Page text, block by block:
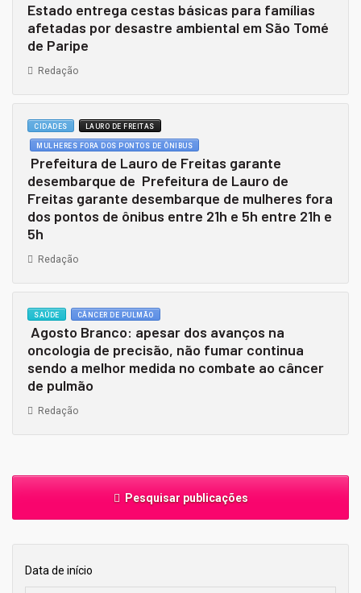
Estado entrega cestas básicas para famílias
afetadas por desastre ambiental em São Tomé
de Paripe
Redação
CIDADES LAURO DE FREITAS
MULHERES FORA DOS PONTOS DE ÔNIBUS
Prefeitura de Lauro de Freitas garante
desembarque de Prefeitura de Lauro de
Freitas garante desembarque de mulheres fora
dos pontos de ônibus entre 21h e 5h entre 21h e
5h
Redação
SAÚDE CÂNCER DE PULMÃO
Agosto Branco: apesar dos avanços na
oncologia de precisão, não fumar continua
sendo a melhor medida no combate ao câncer
de pulmão
Redação
Pesquisar publicações
Data de início